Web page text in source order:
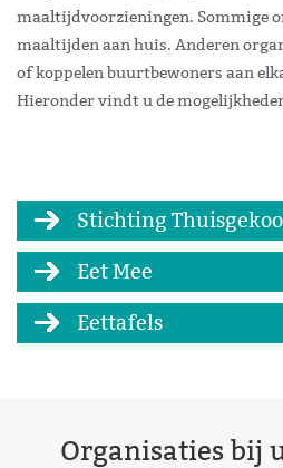
maaltijdvoorzieningen. Sommige
maaltijden aan huis. Anderen
of koppelen buurtbewoners aan
Hieronder vindt u de
Stichting
Eet Mee
Eettafels
Organisaties bij